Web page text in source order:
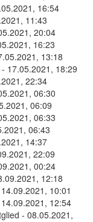
16:54
11:43
20:04
16:23
13:18
- 17.05.2021, 18:29
22:34
06:30
06:09
06:33
06:43
14:37
22:09
00:24
12:18
10:01
12:54
- 08.05.2021,